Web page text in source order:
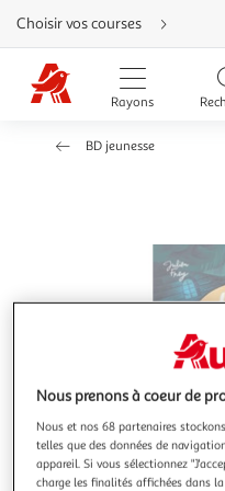
Aller
directement
au
contenu
Aller
directement
Aller
d'aide
Choisir vos courses
Rayons
BD jeunesse
Nous prenons à coeur de
Nous et nos 68 partenaires
telles que des données de
appareil. Si vous sélectionnez
charge les finalités affichées dans